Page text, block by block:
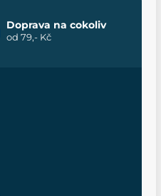
Doprava na cokoliv
od 79,- Kč